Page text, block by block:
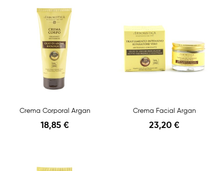
Crema Corporal Argan
18,85 €
Crema Facial Argan
23,20 €